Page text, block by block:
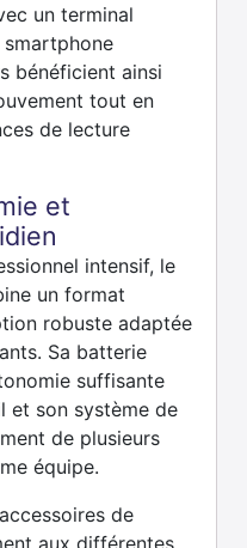
un terminal
bénéficient ainsi
tout en
de lecture
et
intensif, le
un format
robuste adaptée
Sa batterie
suffisante
et son système de
de plusieurs
équipe.
de
aux différentes